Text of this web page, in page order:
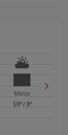
Marzo
10º/ 3º